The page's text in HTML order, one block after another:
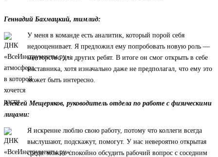
Геннадий Бахмацкий, тимлид:
У меня в команде есть аналитик, который порой себя
недооценивает. Я предложил ему попробовать новую роль —
менторство для других ребят. В итоге он смог открыть в себе
наставника, хотя изначально даже не предполагал, что ему это
может быть интересно.
Алексей Мещеряков, руководитель отдела по работе с физическими
лицами:
Я искренне люблю свою работу, потому что коллеги всегда
выслушают, подскажут, помогут. У нас невероятно открытая
среда: можно спокойно обсудить рабочий вопрос с соседним